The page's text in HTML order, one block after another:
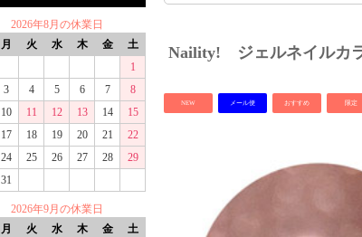
2026年8月の休業日
月 火 水 木 金
土
1
3 4 5 6 7
8
10 11 12 13 14
15
17 18 19 20 21
22
24 25 26 27 28
29
31
2026年9月の休業日
月 火 水 木 金
土
Naility! ジェルネイルカ
NEW メール便 おすすめ 限定